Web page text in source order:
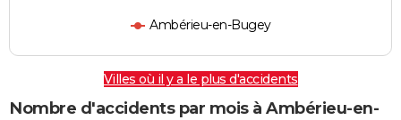
Ambérieu-en-Bugey
Villes où il y a le plus d'accidents
Nombre d'accidents par mois à Ambérieu-en-